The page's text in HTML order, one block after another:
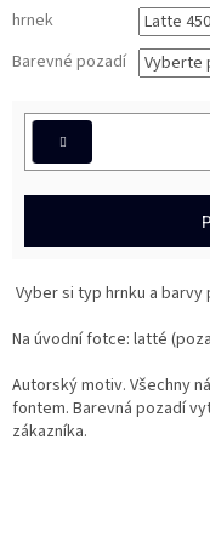
hrnek
Barevné pozadí
Vyber si typ hrnku a barvy
Na úvodní fotce: latté
Autorský motiv. Všechny
fontem. Barevná pozadí
zákazníka.